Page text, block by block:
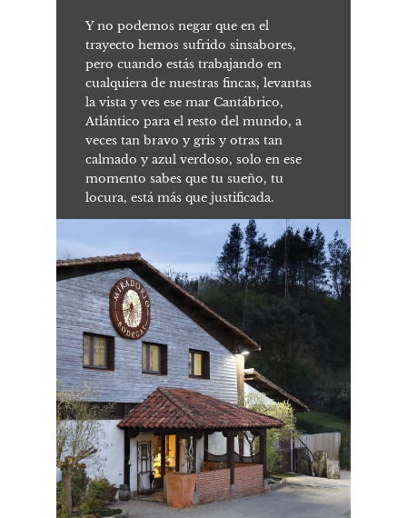
Y no podemos negar que en el
trayecto hemos sufrido sinsabores,
pero cuando estás trabajando en
cualquiera de nuestras fincas, levantas
la vista y ves ese mar Cantábrico,
Atlántico para el resto del mundo, a
veces tan bravo y gris y otras tan
calmado y azul verdoso, solo en ese
momento sabes que tu sueño, tu
locura, está más que justificada.